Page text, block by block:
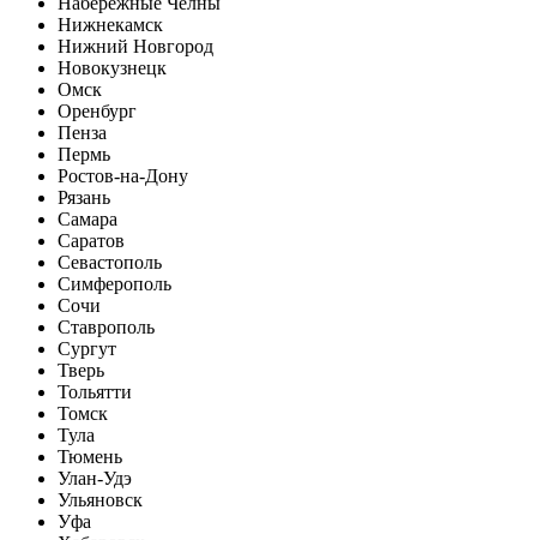
Нижнекамск
Нижний Новгород
Новокузнецк
Омск
Оренбург
Пенза
Пермь
Ростов-на-Дону
Рязань
Самара
Саратов
Севастополь
Симферопoль
Сочи
Ставрополь
Сургут
Тверь
Тольятти
Томск
Тула
Тюмень
Улан-Удэ
Ульяновск
Уфа